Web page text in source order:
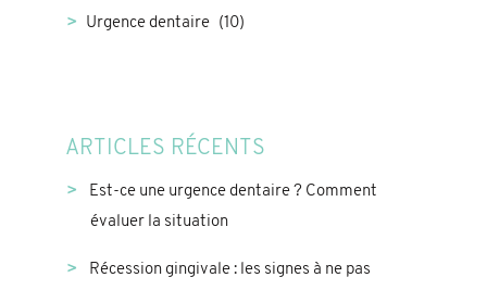
Urgence dentaire (10)
ARTICLES RÉCENTS
Est-ce une urgence dentaire ? Comment
évaluer la situation
Récession gingivale : les signes à ne pas